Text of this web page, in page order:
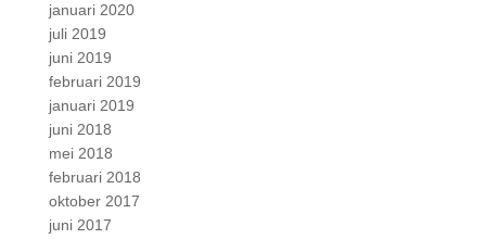
januari 2020
juli 2019
juni 2019
februari 2019
januari 2019
juni 2018
mei 2018
februari 2018
oktober 2017
juni 2017